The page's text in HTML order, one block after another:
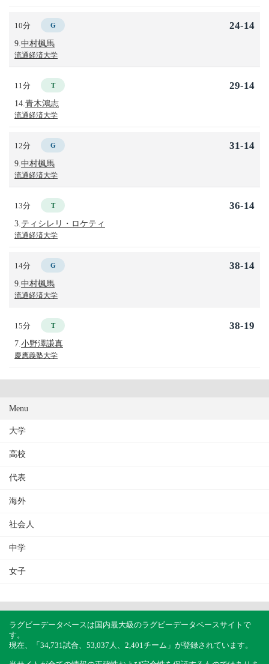
10分 G
9. 中村楓馬
流通経済大学
24-14
11分 T
14. 青木鴻志
流通経済大学
29-14
12分 G
9. 中村楓馬
流通経済大学
31-14
13分 T
3. ティシレリ・ロケティ
流通経済大学
36-14
14分 G
9. 中村楓馬
流通経済大学
38-14
15分 T
7. 小野澤謙真
慶應義塾大学
38-19
Menu
大学
高校
代表
海外
社会人
中学
女子
ラグビーデータベースは国内最大級のラグビーデータベースサイトで
す。
現在、「34,731試合、53,037人、2,401チーム」が登録されています。